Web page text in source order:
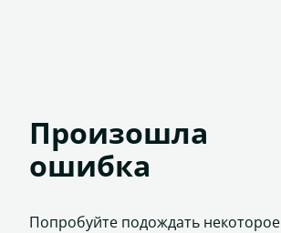
Произошла
ошибка
Попробуйте подождать некоторое